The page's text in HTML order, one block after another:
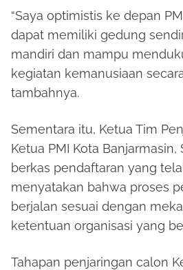
“Saya optimistis ke depan
dapat memiliki gedung
mandiri dan mampu
kegiatan kemanusiaan
tambahnya.
Sementara itu, Ketua Tim
Ketua PMI Kota
berkas pendaftaran yang
menyatakan bahwa proses
berjalan sesuai dengan
ketentuan organisasi yang
Tahapan penjaringan calon